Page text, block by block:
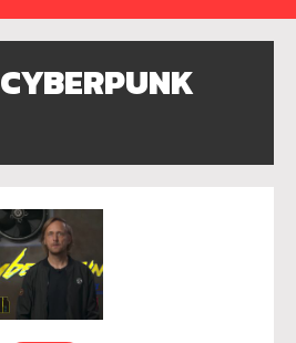
CYBERPUNK